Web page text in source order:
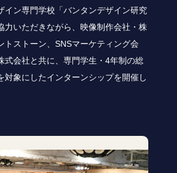
イン専門学校「バンタンデザイン研究
力いただきながら、映像制作会社・株
トストーン、SNSマーケティング会
式会社と共に、専門学生・4年制の総
対象にしたインターンシップを開催し